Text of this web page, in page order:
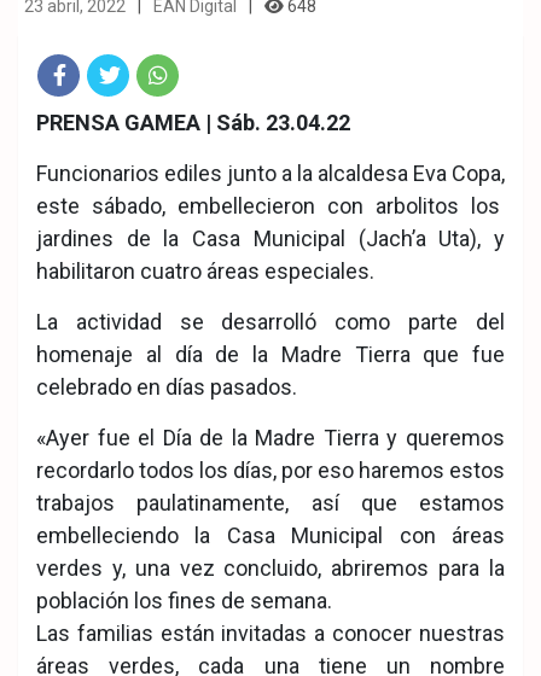
23 abril, 2022 EAN Digital 648
Fac
eb
ook
Twit Wha
pp
PRENSA GAMEA | Sáb. 23.04.22
Funcionarios ediles junto a la alcaldesa Eva Copa,
este sábado, embellecieron con arbolitos los
jardines de la Casa Municipal (Jach’a Uta), y
habilitaron cuatro áreas especiales.
La actividad se desarrolló como parte del
homenaje al día de la Madre Tierra que fue
celebrado en días pasados.
«Ayer fue el Día de la Madre Tierra y queremos
recordarlo todos los días, por eso haremos estos
trabajos paulatinamente, así que estamos
embelleciendo la Casa Municipal con áreas
verdes y, una vez concluido, abriremos para la
población los fines de semana.
Las familias están invitadas a conocer nuestras
áreas verdes, cada una tiene un nombre